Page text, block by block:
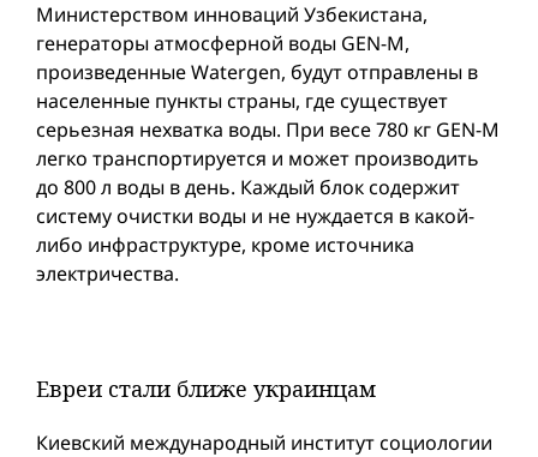
Министерством инноваций Узбекистана,
генераторы атмосферной воды GEN-M,
произведенные Watergen, будут отправлены в
населенные пункты страны, где существует
серьезная нехватка воды. При весе 780 кг GEN-M
легко транспортируется и может производить
до 800 л воды в день. Каждый блок содержит
систему очистки воды и не нуждается в какой-
либо инфраструктуре, кроме источника
электричества.
Евреи стали ближе украинцам
Киевский международный институт социологии